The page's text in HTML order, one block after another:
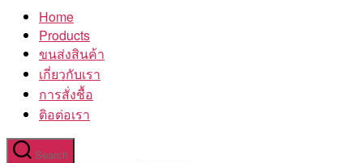
โรงงานHome
Products
ขนส่งสินค้า
เกี่ยวกับเรา
การสั่งชื้อ
ติอต่อเรา
Search